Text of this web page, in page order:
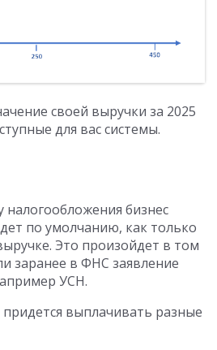
своей выручки за 2025
для вас системы.
налогообложения бизнес
по умолчанию, как только
Это произойдет в том
заранее в ФНС заявление
УСН.
выплачивать разные